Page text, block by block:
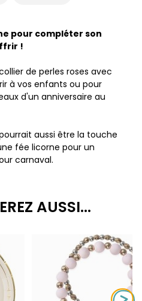
pour compléter son
!
de perles roses avec
à vos enfants ou pour
d'un anniversaire au
aussi être la touche
fée licorne pour un
carnaval.
AUSSI...